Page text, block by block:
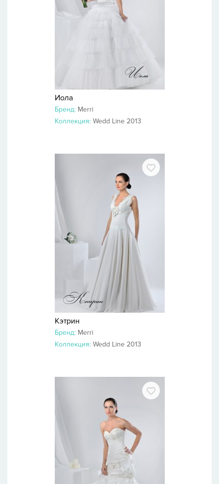
Иола
Бренд: Merri
Коллекция: Wedd Line 2013
Кэтрин
Бренд: Merri
Коллекция: Wedd Line 2013